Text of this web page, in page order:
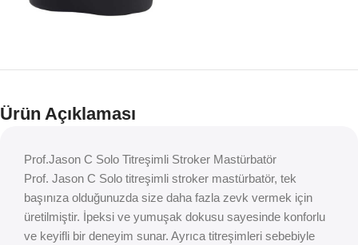
Ürün Açıklaması
Prof.Jason C Solo Titreşimli Stroker Mastürbatör
Prof. Jason C Solo titreşimli stroker mastürbatör, tek
başınıza olduğunuzda size daha fazla zevk vermek için
üretilmiştir. İpeksi ve yumuşak dokusu sayesinde konforlu
ve keyifli bir deneyim sunar. Ayrıca titreşimleri sebebiyle